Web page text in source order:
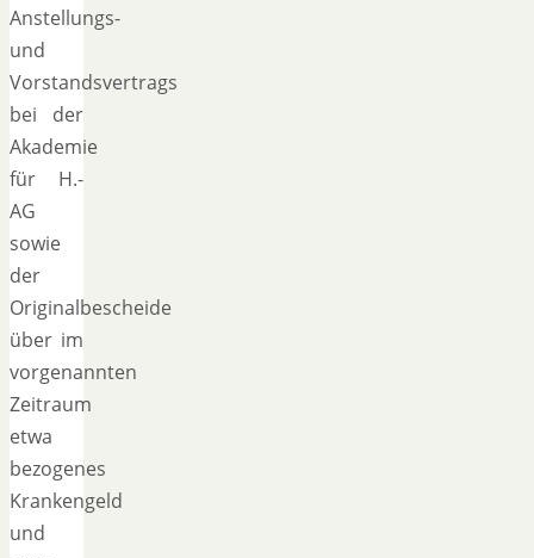
Anstellungs-
und
Vorstandsvertrags
bei der
Akademie
für H.-
AG
sowie
der
Originalbescheide
über im
vorgenannten
Zeitraum
etwa
bezogenes
Krankengeld
und